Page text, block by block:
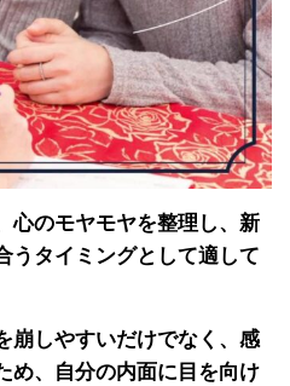
心のモヤモヤを整理し、新
うタイミングとして適して
崩しやすいだけでなく、感
め、自分の内面に目を向け